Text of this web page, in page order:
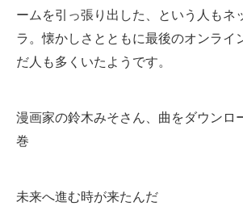
製造業のIT導入・活用を支援
モノづくり技術者専門サイト
電子設計の基本と応用
ームを引っ張り出した、という人もネ
ラ。懐かしさとともに最後のオンライ
だ人も多くいたようです。
漫画家の鈴木みそさん、曲をダウンロ
巻
未来へ進む時が来たんだ